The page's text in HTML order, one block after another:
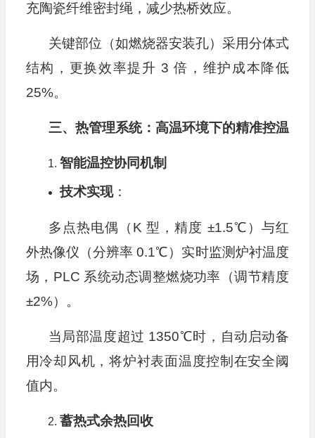
充陶瓷纤维密封绳，减少热桥效应。
关键部位（如燃烧器安装孔）采用分体式
结构，更换效率提升 3 倍，维护成本降低
25%。
三、热管理系统：高温环境下的精准控温
智能温控协同机制
技术实现：
多点热电偶（K 型，精度 ±1.5℃）与红
外热像仪（分辨率 0.1℃）实时监测炉衬温度
场，PLC 系统动态调整燃烧功率（调节精度
±2%）。
当局部温度超过 1350℃时，自动启动备
用冷却风机，将炉衬表面温度控制在安全阈
值内。
蓄热式余热回收